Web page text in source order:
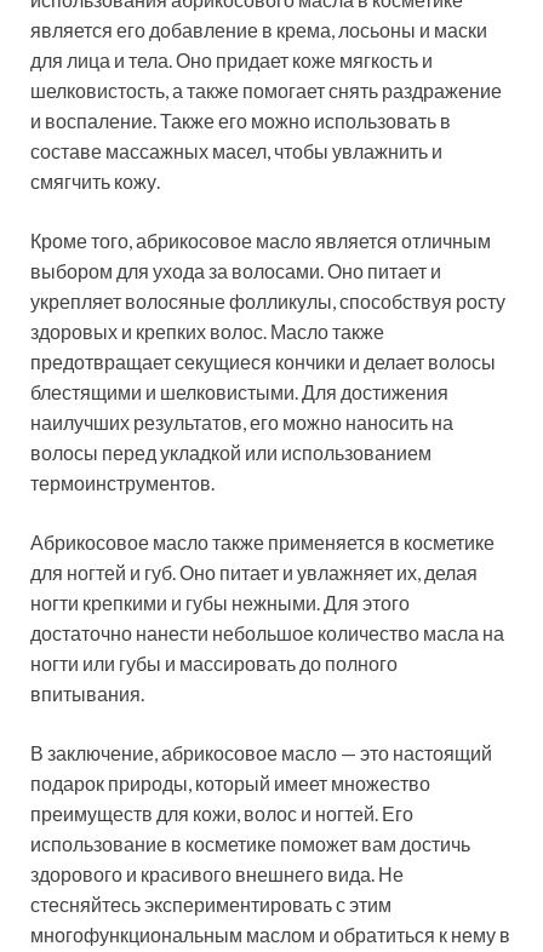
является его добавление в крема, лосьоны и маски
для лица и тела. Оно придает коже мягкость и
шелковистость, а также помогает снять раздражение
и воспаление. Также его можно использовать в
составе массажных масел, чтобы увлажнить и
смягчить кожу.
Кроме того, абрикосовое масло является отличным
выбором для ухода за волосами. Оно питает и
укрепляет волосяные фолликулы, способствуя росту
здоровых и крепких волос. Масло также
предотвращает секущиеся кончики и делает волосы
блестящими и шелковистыми. Для достижения
наилучших результатов, его можно наносить на
волосы перед укладкой или использованием
термоинструментов.
Абрикосовое масло также применяется в косметике
для ногтей и губ. Оно питает и увлажняет их, делая
ногти крепкими и губы нежными. Для этого
достаточно нанести небольшое количество масла на
ногти или губы и массировать до полного
впитывания.
В заключение, абрикосовое масло — это настоящий
подарок природы, который имеет множество
преимуществ для кожи, волос и ногтей. Его
использование в косметике поможет вам достичь
здорового и красивого внешнего вида. Не
стесняйтесь экспериментировать с этим
многофункциональным маслом и обратиться к нему в